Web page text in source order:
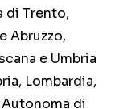
di Trento,
Abruzzo,
e Umbria
Lombardia,
di